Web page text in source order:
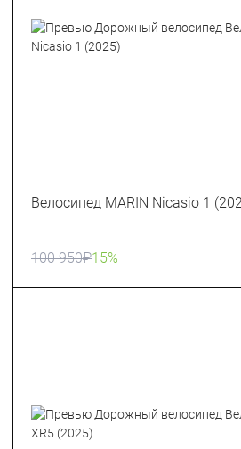
Велосипед MARIN Nicasio 1
100 950₽15%